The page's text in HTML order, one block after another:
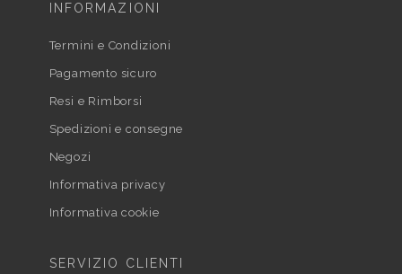
INFORMAZIONI
Termini e Condizioni
Pagamento sicuro
Resi e Rimborsi
Spedizioni e consegne
Negozi
Informativa privacy
Informativa cookie
SERVIZIO CLIENTI